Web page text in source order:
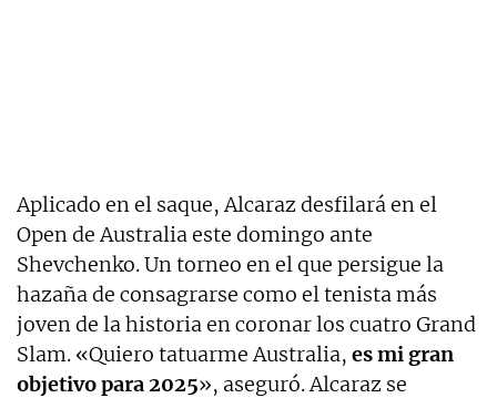
Aplicado en el saque, Alcaraz desfilará en el
Open de Australia este domingo ante
Shevchenko. Un torneo en el que persigue la
hazaña de consagrarse como el tenista más
joven de la historia en coronar los cuatro Grand
Slam. «Quiero tatuarme Australia, es mi gran
objetivo para 2025», aseguró. Alcaraz se